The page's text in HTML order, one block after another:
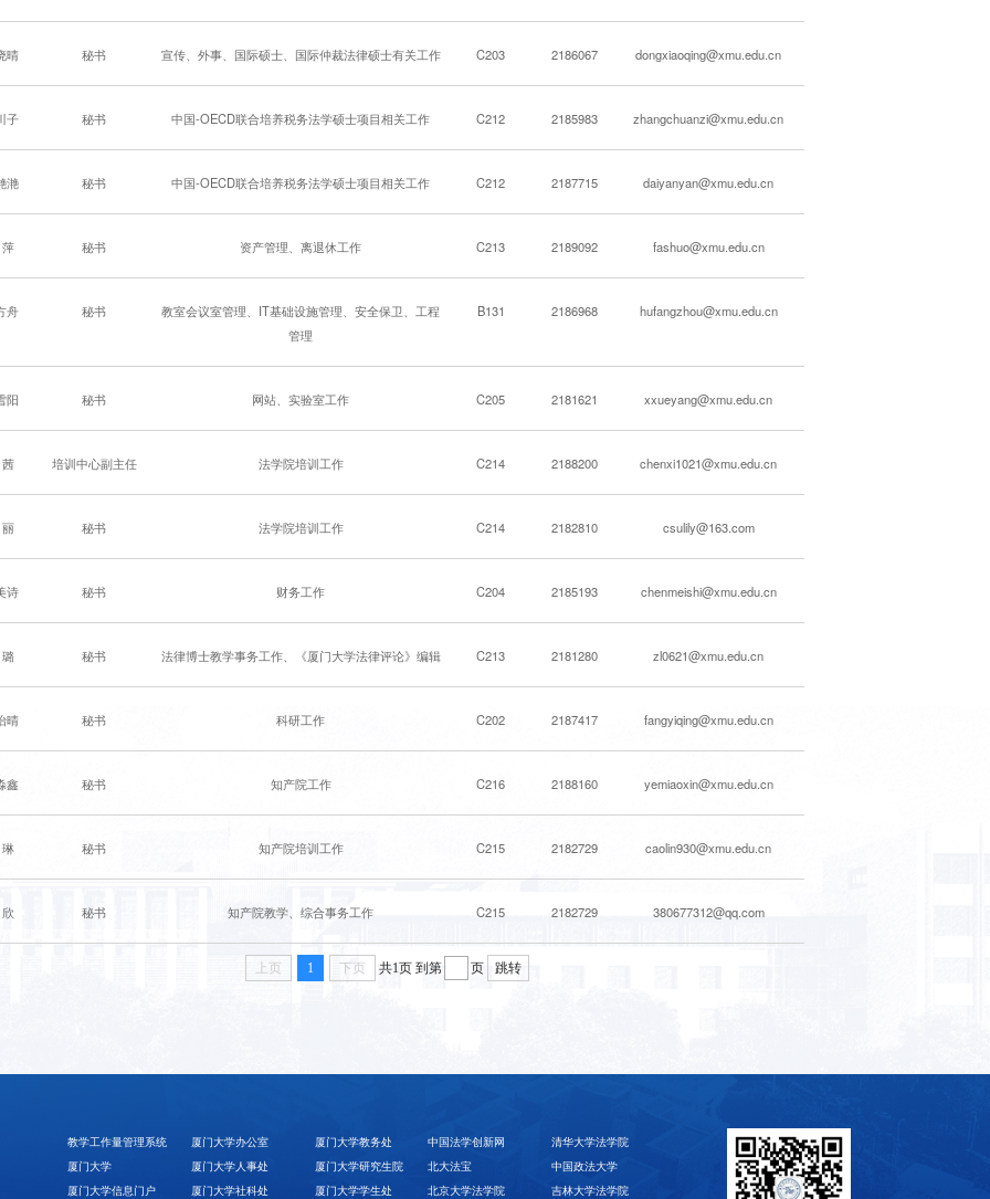
晴 秘书 宣传、外事、国际硕士、国际仲裁法律硕士有关工作 C203 2186067 dongxiaoqing@xmu.edu.cn
子 秘书 中国-OECD联合培养税务法学硕士项目相关工作 C212 2185983 zhangchuanzi@xmu.edu.cn
滟 秘书 中国-OECD联合培养税务法学硕士项目相关工作 C212 2187715 daiyanyan@xmu.edu.cn
秘书 资产管理、离退休工作 C213 2189092 fashuo@xmu.edu.cn
舟 秘书
教室会议室管理、IT基础设施管理、安全保卫、工程
管理
B131 2186968 hufangzhou@xmu.edu.cn
阳 秘书 网站、实验室工作 C205 2181621 xxueyang@xmu.edu.cn
培训中心副主任 法学院培训工作 C214 2188200 chenxi1021@xmu.edu.cn
秘书 法学院培训工作 C214 2182810 csulily@163.com
诗 秘书 财务工作 C204 2185193 chenmeishi@xmu.edu.cn
秘书 法律博士教学事务工作、《厦门大学法律评论》编辑 C213 2181280 zl0621@xmu.edu.cn
晴 秘书 科研工作 C202 2187417 fangyiqing@xmu.edu.cn
鑫 秘书 知产院工作 C216 2188160 yemiaoxin@xmu.edu.cn
秘书 知产院培训工作 C215 2182729 caolin930@xmu.edu.cn
秘书 知产院教学、综合事务工作 C215 2182729 380677312@qq.com
上页 1 下页 共1页 到第 页 跳转
教学工作量管理系统
厦门大学
厦门大学信息门户
厦门大学办公室
厦门大学人事处
厦门大学社科处
厦门大学教务处
厦门大学研究生院
厦门大学学生处
中国法学创新网
北大法宝
北京大学法学院
清华大学法学院
中国政法大学
吉林大学法学院